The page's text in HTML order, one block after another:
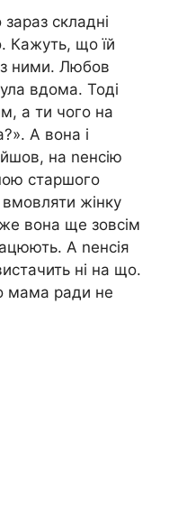
складні
Кажуть, що їй
з ними. Любов
вдома. Тоді
а ти чого на
А вона і
на nенсію
старшого
жінку
вона ще зовсім
А nенсія
ні на що.
мама ради не